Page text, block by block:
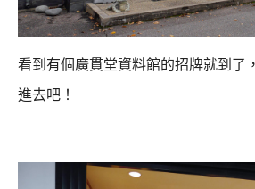
看到有個廣貫堂資料館的招牌就到了
進去吧！